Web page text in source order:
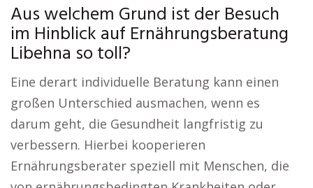
Aus welchem Grund ist der Besuch
im Hinblick auf Ernährungsberatung
Libehna so toll?
Eine derart individuelle Beratung kann einen
großen Unterschied ausmachen, wenn es
darum geht, die Gesundheit langfristig zu
verbessern. Hierbei kooperieren
Ernährungsberater speziell mit Menschen, die